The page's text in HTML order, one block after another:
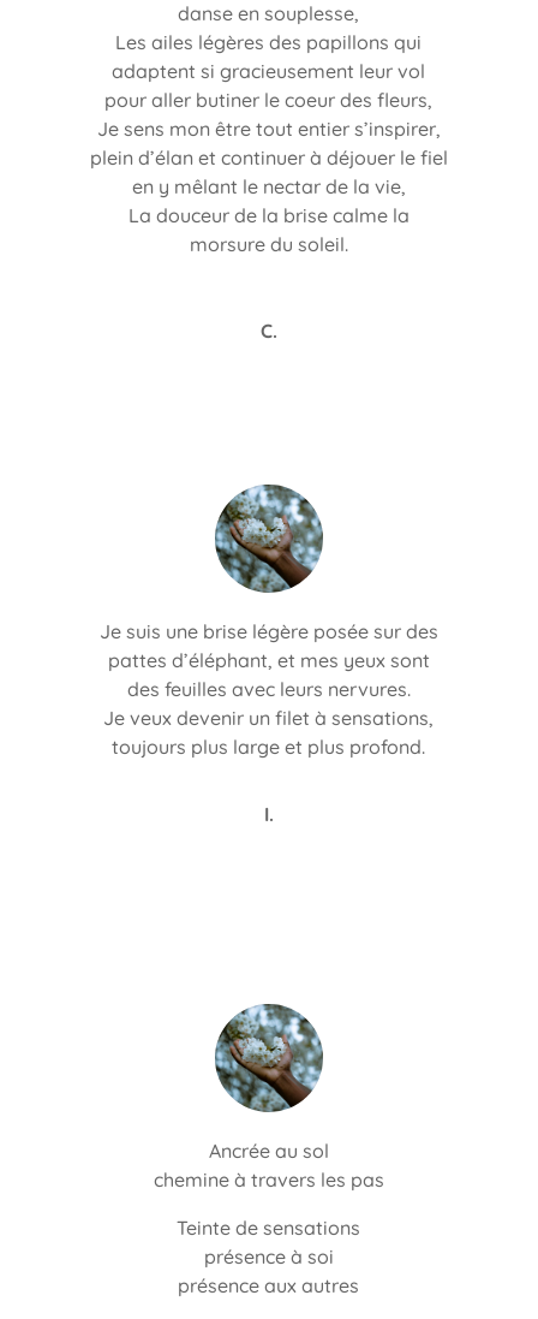
danse en souplesse,
Les ailes légères des papillons qui
adaptent si gracieusement leur vol
pour aller butiner le coeur des fleurs,
Je sens mon être tout entier s’inspirer,
plein d’élan et continuer à déjouer le fiel
en y mêlant le nectar de la vie,
La douceur de la brise calme la
morsure du soleil.
C.
Je suis une brise légère posée sur des
pattes d’éléphant, et mes yeux sont
des feuilles avec leurs nervures.
Je veux devenir un filet à sensations,
toujours plus large et plus profond.
I.
Ancrée au sol
chemine à travers les pas
Teinte de sensations
présence à soi
présence aux autres